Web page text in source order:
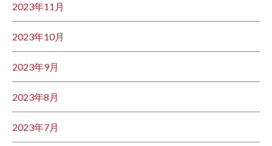
2023年11月
2023年10月
2023年9月
2023年8月
2023年7月